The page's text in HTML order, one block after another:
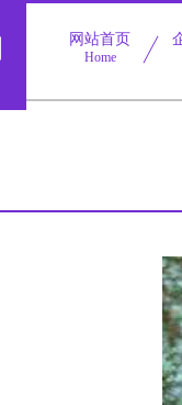
网站首页
Home